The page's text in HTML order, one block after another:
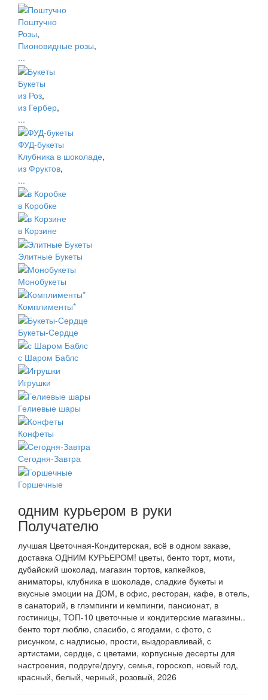
Поштучно
Розы,
Пионовидные розы,
...
Букеты
из Роз,
из Гербер,
...
ФУД-букеты
Клубника в шоколаде,
из Фруктов,
...
в Коробке
в Корзине
Элитные Букеты
Монобукеты
Комплименты*
Букеты-Сердце
с Шаром Баблс
Игрушки
Гелиевые шары
Конфеты
Сегодня-Завтра
Горшечные
одним курьером в руки
Получателю
лучшая Цветочная-Кондитерская, всё в одном заказе,
доставка ОДНИМ КУРЬЕРОМ! цветы, бенто торт, моти,
дубайский шоколад, магазин тортов, капкейков,
аниматоры, клубника в шоколаде, сладкие букеты и
вкусные эмоции на ДОМ, в офис, ресторан, кафе, в отель,
в санаторий, в глэмпинги и кемпинги, пансионат, в
гостиницы, ТОП-10 цветочные и кондитерские магазины..
бенто торт люблю, спасибо, с ягодами, с фото, с
рисунком, с надписью, прости, выздоравливай, с
артистами, сердце, с цветами, корпусные десерты для
настроения, подруге/другу, семья, гороскоп, новый год,
красный, белый, черный, розовый, 2026